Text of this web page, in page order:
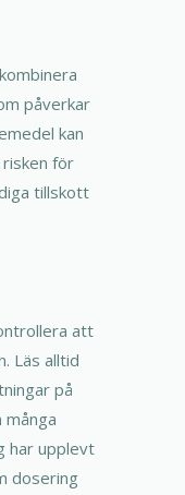
påverkar
kan
för
tillskott
att
Läs alltid
på
har upplevt
dosering